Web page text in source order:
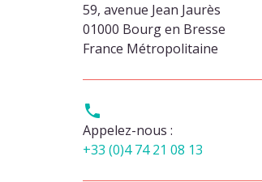
59, avenue Jean Jaurès
01000 Bourg en Bresse
France Métropolitaine

Appelez-nous :
+33 (0)4 74 21 08 13